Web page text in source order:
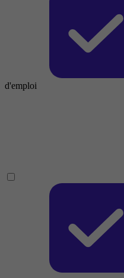
d'emploi